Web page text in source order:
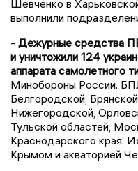
Шевченко в
выполнили
- Дежурные средства
и уничтожили 124
аппарата самолетного
Минобороны России.
Белгородской,
Нижегородской,
Тульской областей,
Краснодарского края.
Крымом и акваторией